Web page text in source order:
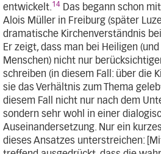
entwickelt.14 Das begann schon
Alois Müller in Freiburg (später
dramatische Kirchenverständnis
Er zeigt, dass man bei Heiligen
Menschen) nicht nur
schreiben (in diesem Fall: über die
sie das Verhältnis zum Thema
diesem Fall nicht nur nach dem
sondern sehr wohl in einer
Auseinandersetzung. Nur ein
dieses Ansatzes unterstreichen: